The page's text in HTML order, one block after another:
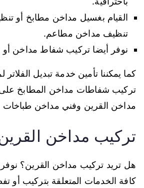
القيام بغسيل مداخن مطابخ أو
تنظيف مداخن مطاعم.
نوفر أيضا تركيب شفاط مداخن أو
كما يمكننا تأمين خدمة تبديل
تركيب شفاطات مداخن المطابخ
مداخن القرين وفني مداخن طباخات
تركيب مداخن
هل تريد تركيب مداخن القرين؟ نوفر
كافة الخدمات المتعلقة بتركيب أو